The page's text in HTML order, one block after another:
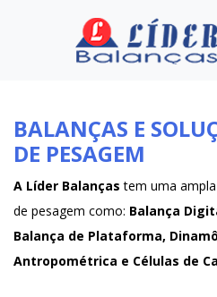
BALANÇAS E
DE PESAGEM
A Líder Balanças tem uma
de pesagem como: Balança
Balança de Plataforma,
Antropométrica e Células de